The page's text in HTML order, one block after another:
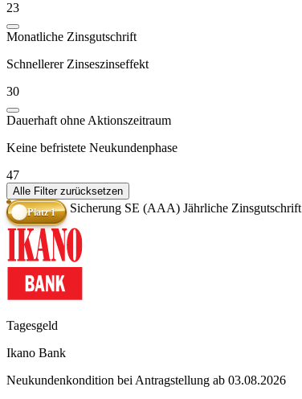
23
Monatliche Zinsgutschrift
Schnellerer Zinseszinseffekt
30
Dauerhaft ohne Aktionszeitraum
Keine befristete Neukundenphase
47
Alle Filter zurücksetzen
Platz 1 Sicherung SE (AAA)Jährliche Zinsgutschrift
Tagesgeld
Ikano Bank
Neukundenkondition bei Antragstellung ab 03.08.2026